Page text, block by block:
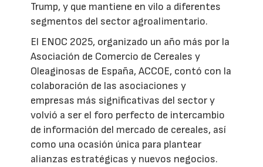
Trump, y que mantiene en vilo a diferentes
segmentos del sector agroalimentario.
El ENOC 2025, organizado un año más por la
Asociación de Comercio de Cereales y
Oleaginosas de España, ACCOE, contó con la
colaboración de las asociaciones y
empresas más significativas del sector y
volvió a ser el foro perfecto de intercambio
de información del mercado de cereales, así
como una ocasión única para plantear
alianzas estratégicas y nuevos negocios.